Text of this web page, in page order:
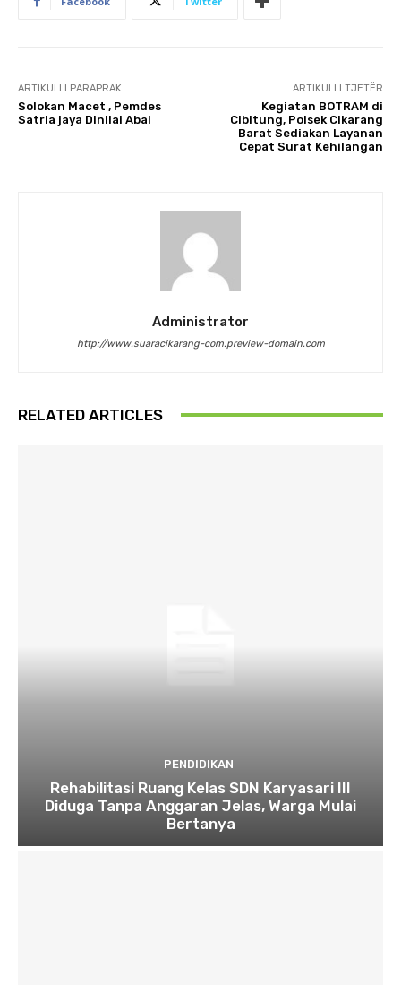
ARTIKULLI PARAPRAK
Solokan Macet , Pemdes
Satria jaya Dinilai Abai
ARTIKULLI TJETËR
Kegiatan BOTRAM di
Cibitung, Polsek Cikarang
Barat Sediakan Layanan
Cepat Surat Kehilangan
Administrator
http://www.suaracikarang-com.preview-domain.com
RELATED ARTICLES
PENDIDIKAN
Rehabilitasi Ruang Kelas SDN Karyasari III
Diduga Tanpa Anggaran Jelas, Warga Mulai
Bertanya